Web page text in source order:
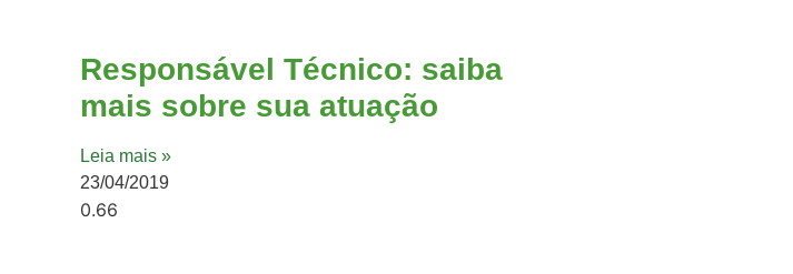
Responsável Técnico: saiba
mais sobre sua atuação
Leia mais »
23/04/2019